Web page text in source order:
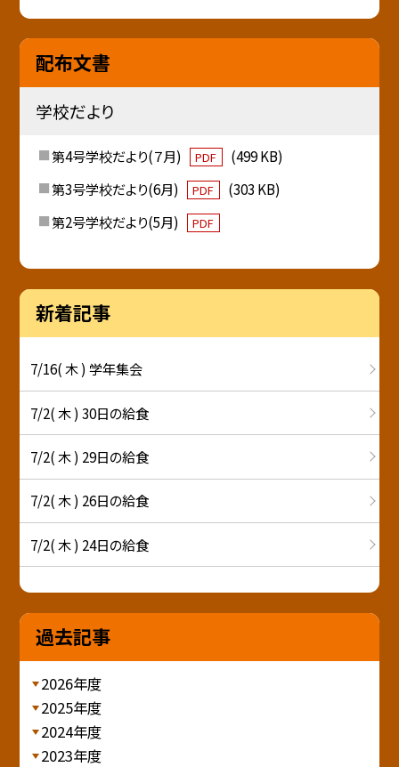
配布文書
学校だより
第4号学校だより(７月) PDF
(499 KB)
第3号学校だより(6月)
PDF
(303 KB)
第2号学校だより(5月)
PDF
新着記事
7/16( 木 ) 学年集会
7/2( 木 ) 30日の給食
7/2( 木 ) 29日の給食
7/2( 木 ) 26日の給食
7/2( 木 ) 24日の給食
過去記事
2026年度
2025年度
2024年度
2023年度